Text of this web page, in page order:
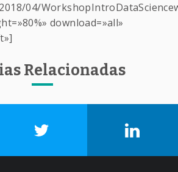
04/
download=»all»
Relacionadas